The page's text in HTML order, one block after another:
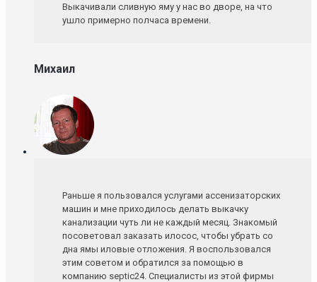
Выкачивали сливную яму у нас во дворе, на что
ушло примерно полчаса времени.
Михаил
Раньше я пользовался услугами ассенизаторских
машин и мне приходилось делать выкачку
канализации чуть ли не каждый месяц. Знакомый
посоветовал заказать илосос, чтобы убрать со
дна ямы иловые отложения. Я воспользовался
этим советом и обратился за помощью в
компанию septic24. Специалисты из этой фирмы